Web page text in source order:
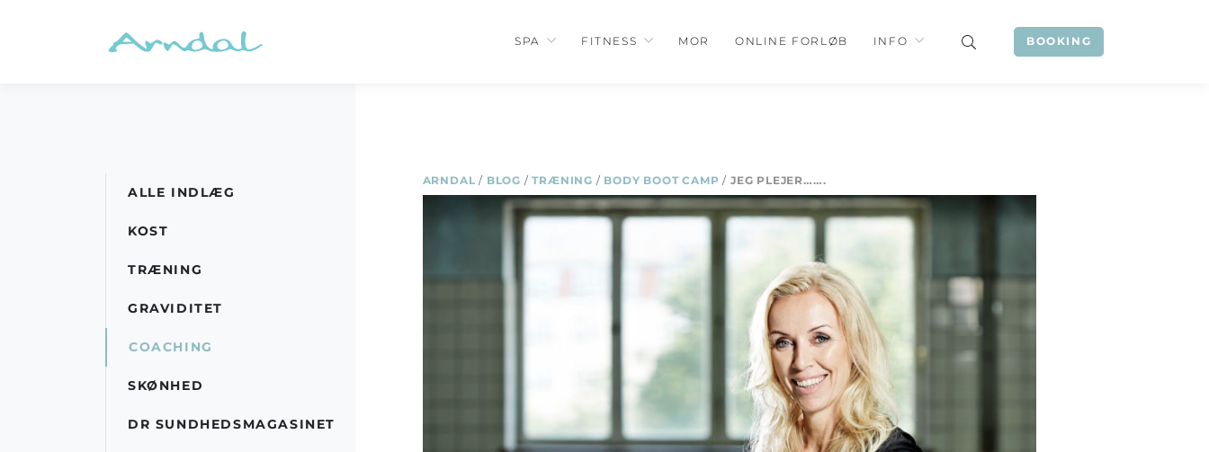
BOOKING
SPA FITNESS MOR ONLINE FORLØB INFO
ARNDAL / BLOG /TRÆNING / BODY BOOT CAMP / JEG PLEJER…….
ALLE INDLÆG
KOST
TRÆNING
GRAVIDITET
COACHING
SKØNHED
DR SUNDHEDSMAGASINET